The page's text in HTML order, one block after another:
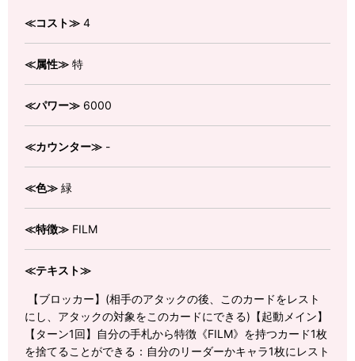
≪コスト≫ 4
≪属性≫ 特
≪パワー≫ 6000
≪カウンター≫ -
≪色≫ 緑
≪特徴≫ FILM
≪テキスト≫
【ブロッカー】(相手のアタックの後、このカードをレスト
にし、アタックの対象をこのカードにできる)【起動メイン】
【ターン1回】自分の手札から特徴《FILM》を持つカード1枚
を捨てることができる：自分のリーダーかキャラ1枚にレスト